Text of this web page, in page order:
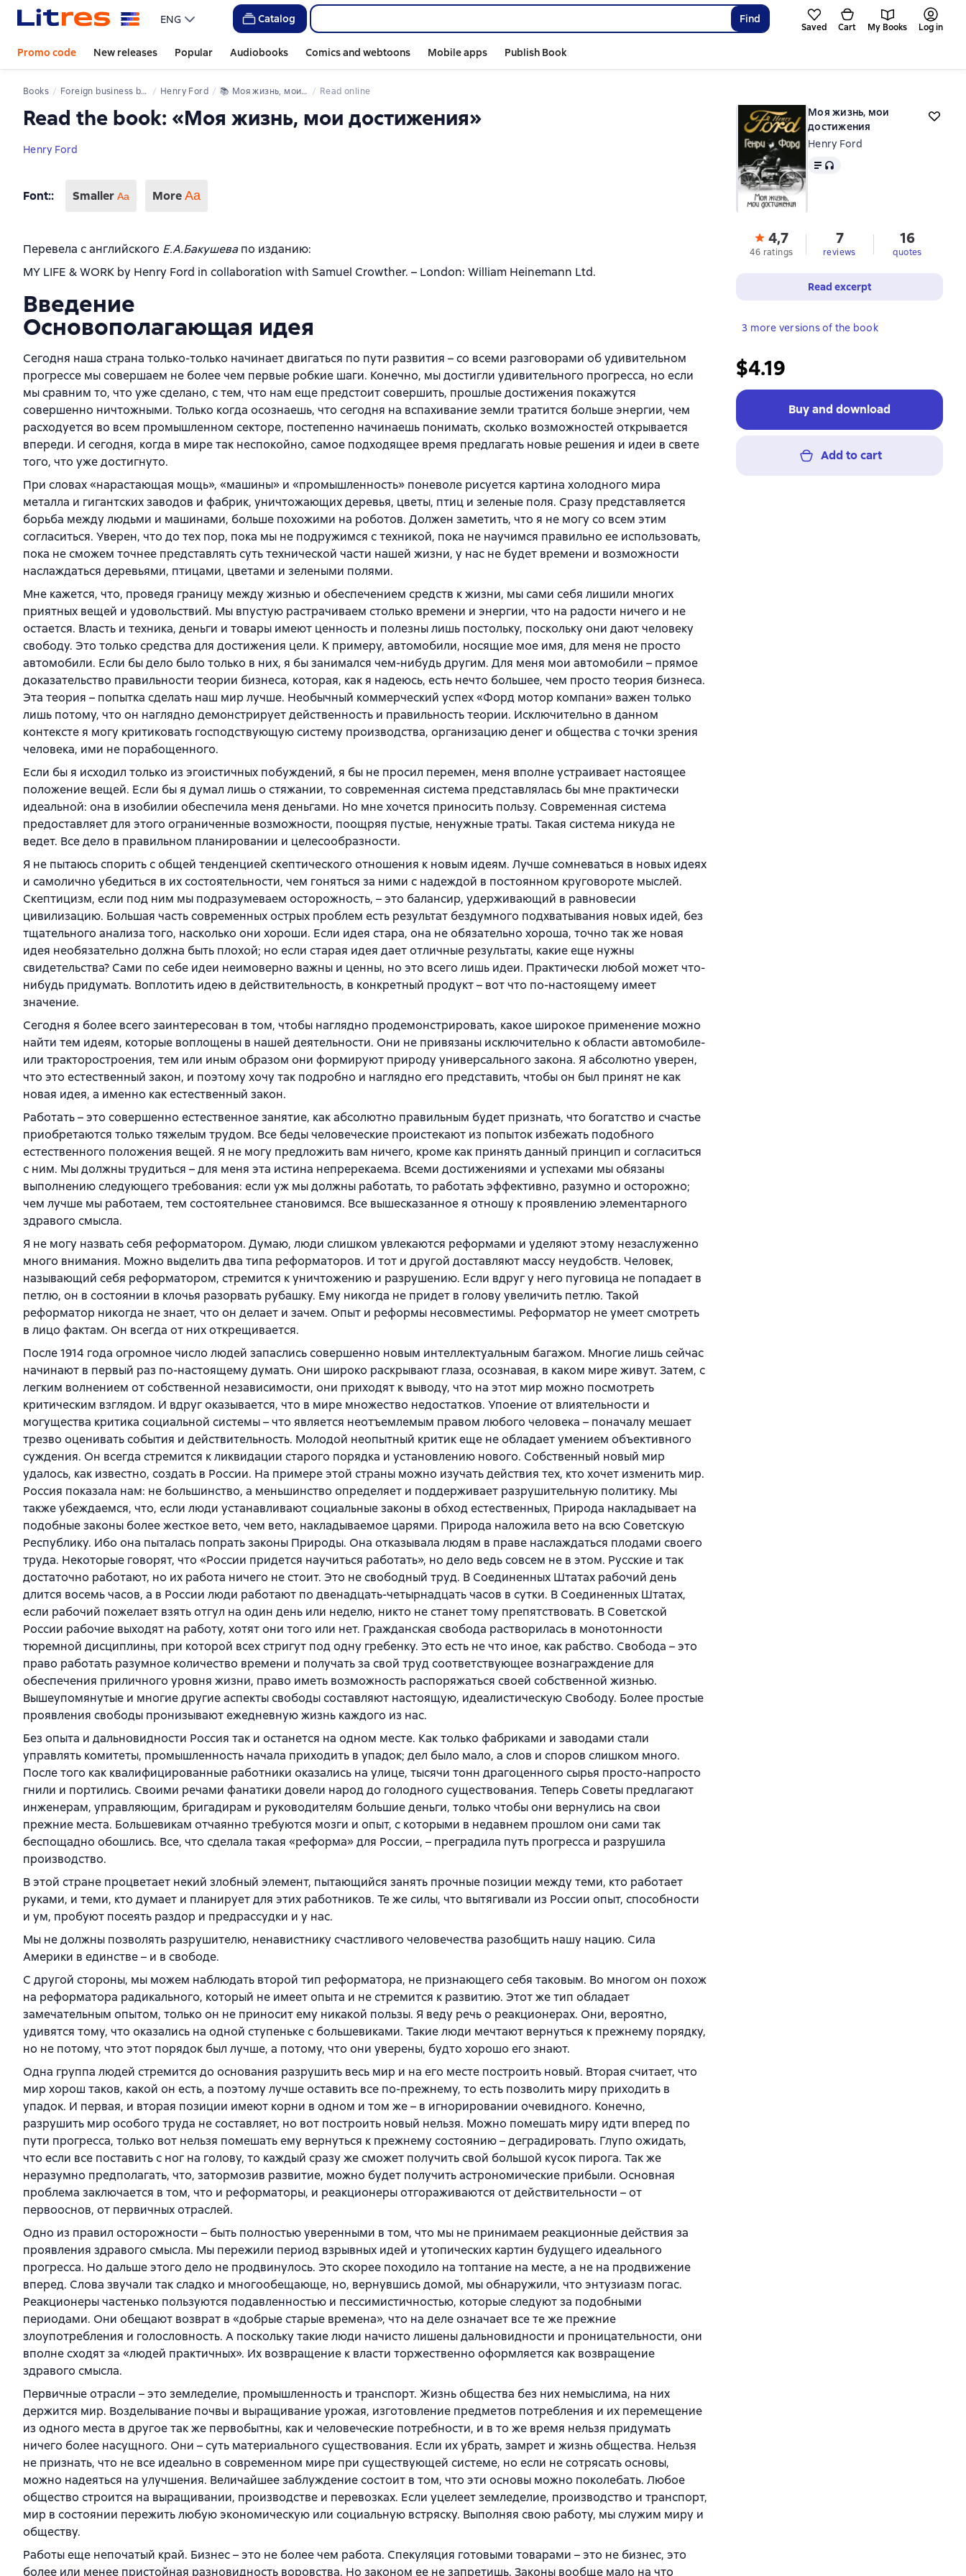
ENG Catalog Find
Saved Cart My Books Log in
Promo code New releases Popular Audiobooks Comics and webtoons Mobile apps Publish Book
Books Foreign business books Henry Ford 📚 Моя жизнь, мои достижения Read online
Read the book: «Моя жизнь, мои достижения»
Henry Ford
Font:: Smaller Aa More Аа
Перевела с английского Е.А.Бакушева по изданию:
MY LIFE & WORK by Henry Ford in collaboration with Samuel Crowther. – London: William Heinemann Ltd.
Введение
Основополагающая идея
Сегодня наша страна только-только начинает двигаться по пути развития – со всеми разговорами об удивительном
прогрессе мы совершаем не более чем первые робкие шаги. Конечно, мы достигли удивительного прогресса, но если
мы сравним то, что уже сделано, с тем, что нам еще предстоит совершить, прошлые достижения покажутся
совершенно ничтожными. Только когда осознаешь, что сегодня на вспахивание земли тратится больше энергии, чем
расходуется во всем промышленном секторе, постепенно начинаешь понимать, сколько возможностей открывается
впереди. И сегодня, когда в мире так неспокойно, самое подходящее время предлагать новые решения и идеи в свете
того, что уже достигнуто.
При словах «нарастающая мощь», «машины» и «промышленность» поневоле рисуется картина холодного мира
металла и гигантских заводов и фабрик, уничтожающих деревья, цветы, птиц и зеленые поля. Сразу представляется
борьба между людьми и машинами, больше похожими на роботов. Должен заметить, что я не могу со всем этим
согласиться. Уверен, что до тех пор, пока мы не подружимся с техникой, пока не научимся правильно ее использовать,
пока не сможем точнее представлять суть технической части нашей жизни, у нас не будет времени и возможности
наслаждаться деревьями, птицами, цветами и зелеными полями.
Мне кажется, что, проведя границу между жизнью и обеспечением средств к жизни, мы сами себя лишили многих
приятных вещей и удовольствий. Мы впустую растрачиваем столько времени и энергии, что на радости ничего и не
остается. Власть и техника, деньги и товары имеют ценность и полезны лишь постольку, поскольку они дают человеку
свободу. Это только средства для достижения цели. К примеру, автомобили, носящие мое имя, для меня не просто
автомобили. Если бы дело было только в них, я бы занимался чем-нибудь другим. Для меня мои автомобили – прямое
доказательство правильности теории бизнеса, которая, как я надеюсь, есть нечто большее, чем просто теория бизнеса.
Эта теория – попытка сделать наш мир лучше. Необычный коммерческий успех «Форд мотор компани» важен только
лишь потому, что он наглядно демонстрирует действенность и правильность теории. Исключительно в данном
контексте я могу критиковать господствующую систему производства, организацию денег и общества с точки зрения
человека, ими не порабощенного.
Если бы я исходил только из эгоистичных побуждений, я бы не просил перемен, меня вполне устраивает настоящее
положение вещей. Если бы я думал лишь о стяжании, то современная система представлялась бы мне практически
идеальной: она в изобилии обеспечила меня деньгами. Но мне хочется приносить пользу. Современная система
предоставляет для этого ограниченные возможности, поощряя пустые, ненужные траты. Такая система никуда не
ведет. Все дело в правильном планировании и целесообразности.
Я не пытаюсь спорить с общей тенденцией скептического отношения к новым идеям. Лучше сомневаться в новых идеях
и самолично убедиться в их состоятельности, чем гоняться за ними с надеждой в постоянном круговороте мыслей.
Скептицизм, если под ним мы подразумеваем осторожность, – это балансир, удерживающий в равновесии
цивилизацию. Большая часть современных острых проблем есть результат бездумного подхватывания новых идей, без
тщательного анализа того, насколько они хороши. Если идея стара, она не обязательно хороша, точно так же новая
идея необязательно должна быть плохой; но если старая идея дает отличные результаты, какие еще нужны
свидетельства? Сами по себе идеи неимоверно важны и ценны, но это всего лишь идеи. Практически любой может что-
нибудь придумать. Воплотить идею в действительность, в конкретный продукт – вот что по-настоящему имеет
значение.
Сегодня я более всего заинтересован в том, чтобы наглядно продемонстрировать, какое широкое применение можно
найти тем идеям, которые воплощены в нашей деятельности. Они не привязаны исключительно к области автомобиле-
или тракторостроения, тем или иным образом они формируют природу универсального закона. Я абсолютно уверен,
что это естественный закон, и поэтому хочу так подробно и наглядно его представить, чтобы он был принят не как
новая идея, а именно как естественный закон.
Работать – это совершенно естественное занятие, как абсолютно правильным будет признать, что богатство и счастье
приобретаются только тяжелым трудом. Все беды человеческие проистекают из попыток избежать подобного
естественного положения вещей. Я не могу предложить вам ничего, кроме как принять данный принцип и согласиться
с ним. Мы должны трудиться – для меня эта истина непререкаема. Всеми достижениями и успехами мы обязаны
выполнению следующего требования: если уж мы должны работать, то работать эффективно, разумно и осторожно;
чем лучше мы работаем, тем состоятельнее становимся. Все вышесказанное я отношу к проявлению элементарного
здравого смысла.
Я не могу назвать себя реформатором. Думаю, люди слишком увлекаются реформами и уделяют этому незаслуженно
много внимания. Можно выделить два типа реформаторов. И тот и другой доставляют массу неудобств. Человек,
называющий себя реформатором, стремится к уничтожению и разрушению. Если вдруг у него пуговица не попадает в
петлю, он в состоянии в клочья разорвать рубашку. Ему никогда не придет в голову увеличить петлю. Такой
реформатор никогда не знает, что он делает и зачем. Опыт и реформы несовместимы. Реформатор не умеет смотреть
в лицо фактам. Он всегда от них открещивается.
После 1914 года огромное число людей запаслись совершенно новым интеллектуальным багажом. Многие лишь сейчас
начинают в первый раз по-настоящему думать. Они широко раскрывают глаза, осознавая, в каком мире живут. Затем, с
легким волнением от собственной независимости, они приходят к выводу, что на этот мир можно посмотреть
критическим взглядом. И вдруг оказывается, что в мире множество недостатков. Упоение от влиятельности и
могущества критика социальной системы – что является неотъемлемым правом любого человека – поначалу мешает
трезво оценивать события и действительность. Молодой неопытный критик еще не обладает умением объективного
суждения. Он всегда стремится к ликвидации старого порядка и установлению нового. Собственный новый мир
удалось, как известно, создать в России. На примере этой страны можно изучать действия тех, кто хочет изменить мир.
Россия показала нам: не большинство, а меньшинство определяет и поддерживает разрушительную политику. Мы
также убеждаемся, что, если люди устанавливают социальные законы в обход естественных, Природа накладывает на
подобные законы более жесткое вето, чем вето, накладываемое царями. Природа наложила вето на всю Советскую
Республику. Ибо она пыталась попрать законы Природы. Она отказывала людям в праве наслаждаться плодами своего
труда. Некоторые говорят, что «России придется научиться работать», но дело ведь совсем не в этом. Русские и так
достаточно работают, но их работа ничего не стоит. Это не свободный труд. В Соединенных Штатах рабочий день
длится восемь часов, а в России люди работают по двенадцать-четырнадцать часов в сутки. В Соединенных Штатах,
если рабочий пожелает взять отгул на один день или неделю, никто не станет тому препятствовать. В Советской
России рабочие выходят на работу, хотят они того или нет. Гражданская свобода растворилась в монотонности
тюремной дисциплины, при которой всех стригут под одну гребенку. Это есть не что иное, как рабство. Свобода – это
право работать разумное количество времени и получать за свой труд соответствующее вознаграждение для
обеспечения приличного уровня жизни, право иметь возможность распоряжаться своей собственной жизнью.
Вышеупомянутые и многие другие аспекты свободы составляют настоящую, идеалистическую Свободу. Более простые
проявления свободы пронизывают ежедневную жизнь каждого из нас.
Без опыта и дальновидности Россия так и останется на одном месте. Как только фабриками и заводами стали
управлять комитеты, промышленность начала приходить в упадок; дел было мало, а слов и споров слишком много.
После того как квалифицированные работники оказались на улице, тысячи тонн драгоценного сырья просто-напросто
гнили и портились. Своими речами фанатики довели народ до голодного существования. Теперь Советы предлагают
инженерам, управляющим, бригадирам и руководителям большие деньги, только чтобы они вернулись на свои
прежние места. Большевикам отчаянно требуются мозги и опыт, с которыми в недавнем прошлом они сами так
беспощадно обошлись. Все, что сделала такая «реформа» для России, – преградила путь прогресса и разрушила
производство.
В этой стране процветает некий злобный элемент, пытающийся занять прочные позиции между теми, кто работает
руками, и теми, кто думает и планирует для этих работников. Те же силы, что вытягивали из России опыт, способности
и ум, пробуют посеять раздор и предрассудки и у нас.
Мы не должны позволять разрушителю, ненавистнику счастливого человечества разобщить нашу нацию. Сила
Америки в единстве – и в свободе.
С другой стороны, мы можем наблюдать второй тип реформатора, не признающего себя таковым. Во многом он похож
на реформатора радикального, который не имеет опыта и не стремится к развитию. Этот же тип обладает
замечательным опытом, только он не приносит ему никакой пользы. Я веду речь о реакционерах. Они, вероятно,
удивятся тому, что оказались на одной ступеньке с большевиками. Такие люди мечтают вернуться к прежнему порядку,
но не потому, что этот порядок был лучше, а потому, что они уверены, будто хорошо его знают.
Одна группа людей стремится до основания разрушить весь мир и на его месте построить новый. Вторая считает, что
мир хорош таков, какой он есть, а поэтому лучше оставить все по-прежнему, то есть позволить миру приходить в
упадок. И первая, и вторая позиции имеют корни в одном и том же – в игнорировании очевидного. Конечно,
разрушить мир особого труда не составляет, но вот построить новый нельзя. Можно помешать миру идти вперед по
пути прогресса, только вот нельзя помешать ему вернуться к прежнему состоянию – деградировать. Глупо ожидать,
что если все поставить с ног на голову, то каждый сразу же сможет получить свой большой кусок пирога. Так же
неразумно предполагать, что, затормозив развитие, можно будет получить астрономические прибыли. Основная
проблема заключается в том, что и реформаторы, и реакционеры отгораживаются от действительности – от
первооснов, от первичных отраслей.
Одно из правил осторожности – быть полностью уверенными в том, что мы не принимаем реакционные действия за
проявления здравого смысла. Мы пережили период взрывных идей и утопических картин будущего идеального
прогресса. Но дальше этого дело не продвинулось. Это скорее походило на топтание на месте, а не на продвижение
вперед. Слова звучали так сладко и многообещающе, но, вернувшись домой, мы обнаружили, что энтузиазм погас.
Реакционеры частенько пользуются подавленностью и пессимистичностью, которые следуют за подобными
периодами. Они обещают возврат в «добрые старые времена», что на деле означает все те же прежние
злоупотребления и голословность. А поскольку такие люди начисто лишены дальновидности и проницательности, они
вполне сходят за «людей практичных». Их возвращение к власти торжественно оформляется как возвращение
здравого смысла.
Первичные отрасли – это земледелие, промышленность и транспорт. Жизнь общества без них немыслима, на них
держится мир. Возделывание почвы и выращивание урожая, изготовление предметов потребления и их перемещение
из одного места в другое так же первобытны, как и человеческие потребности, и в то же время нельзя придумать
ничего более насущного. Они – суть материального существования. Если их убрать, замрет и жизнь общества. Нельзя
не признать, что не все идеально в современном мире при существующей системе, но если не сотрясать основы,
можно надеяться на улучшения. Величайшее заблуждение состоит в том, что эти основы можно поколебать. Любое
общество строится на выращивании, производстве и перевозках. Если уцелеет земледелие, производство и транспорт,
мир в состоянии пережить любую экономическую или социальную встряску. Выполняя свою работу, мы служим миру и
обществу.
Работы еще непочатый край. Бизнес – это не более чем работа. Спекуляция готовыми товарами – это не бизнес, это
более или менее пристойная разновидность воровства. Но законом ее не запретишь. Законы вообще мало на что
Моя жизнь, мои
достижения
Henry Ford
Text, audio format available
4,7
46 ratings
7
reviews
16
quotes
Read excerpt
3 more versions of the book
$4.19
Buy and download
Add to cart